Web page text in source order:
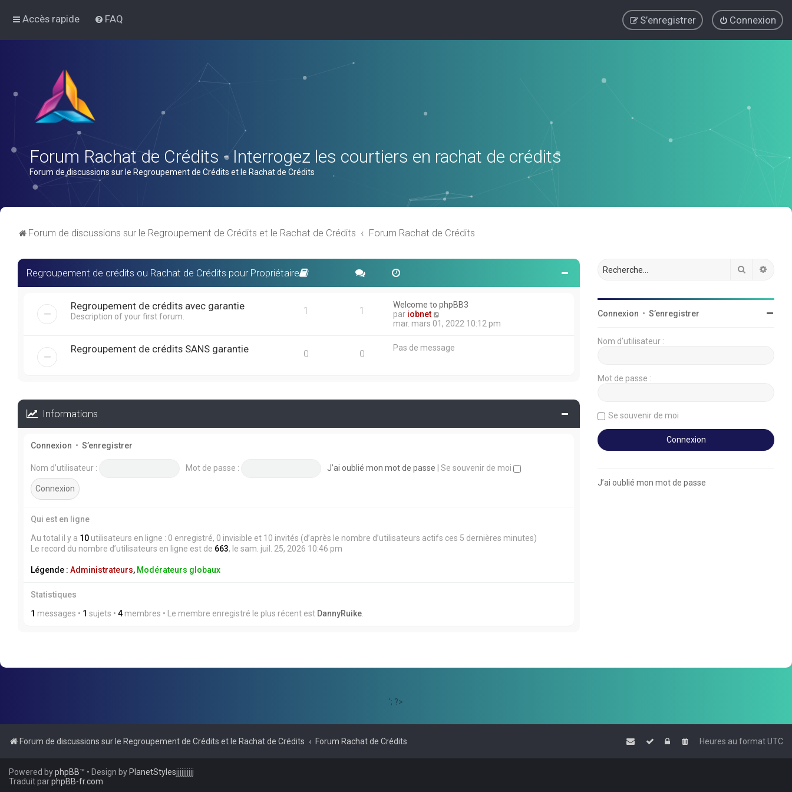
Accès rapide FAQ Connexion
S’enregistrer
Forum Rachat de Crédits - Interrogez les courtiers en rachat de crédits
Forum de discussions sur le Regroupement de Crédits et le Rachat de Crédits
Forum de discussions sur le Regroupement de Crédits et le Rachat de Crédits Forum Rachat de Crédits
Regroupement de crédits ou Rachat de Crédits pour Propriétaire
Regroupement de crédits avec garantie
Description of your first forum. 1 1
Welcome to phpBB3
par iobnet
o
l
n
r
s
a
mar. mars 01, 2022 10:12 pm
Regroupement de crédits SANS garantie 0 0 Pas de message
Informations
Connexion • S’enregistrer
Nom d’utilisateur : Mot de passe : J’ai oublié mon mot de passe Se souvenir de moi
Qui est en ligne
Au total il y a 10 utilisateurs en ligne : 0 enregistré, 0 invisible et 10 invités (d’après le nombre d’utilisateurs actifs ces 5 dernières minutes)
Le record du nombre d’utilisateurs en ligne est de 663, le sam. juil. 25, 2026 10:46 pm
Légende : Administrateurs, Modérateurs globaux
Statistiques
1 messages • 1 sujets • 4 membres • Le membre enregistré le plus récent est DannyRuike
Rechercher
Connexion • S’enregistrer
Nom d’utilisateur :
Mot de passe :
Se souvenir de moi
J’ai oublié mon mot de passe
'; ?>
Forum de discussions sur le Regroupement de Crédits et le Rachat de Crédits Forum Rachat de Crédits Heures au formatUTC
Powered byphpBB™ • Design by PlanetStylesjjjjjjjjjj
Traduit parphpBB-fr.com